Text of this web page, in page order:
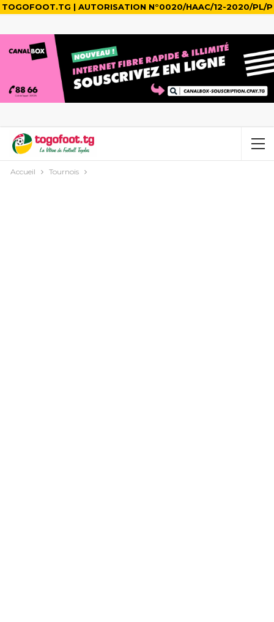
TOGOFOOT.TG | AUTORISATION N°0020/HAAC/12-2020/PL/P
Accueil Tournois